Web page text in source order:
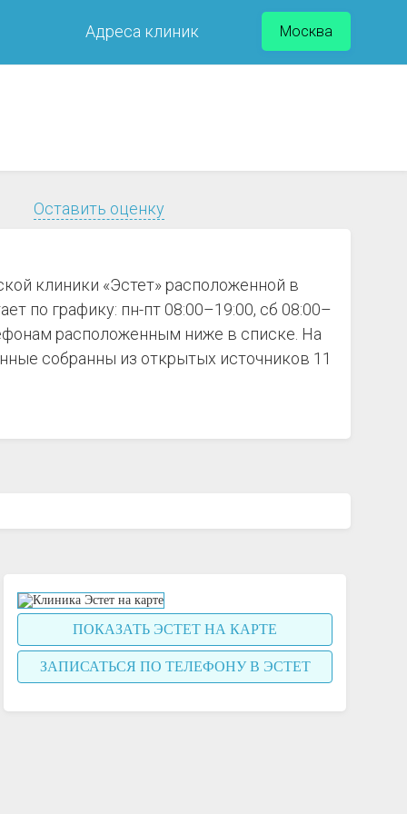
Адреса клиник Москва
Оставить оценку
клиники «Эстет» расположенной в
по графику: пн-пт 08:00–19:00, сб 08:00–
расположенным ниже в списке. На
собранны из открытых источников 11
ПОКАЗАТЬ ЭСТЕТ НА КАРТЕ
ЗАПИСАТЬСЯ ПО ТЕЛЕФОНУ В ЭСТЕТ